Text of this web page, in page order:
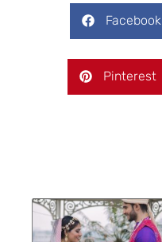
Facebook
Pinterest